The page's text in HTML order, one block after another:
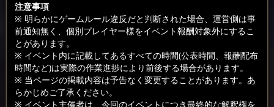
注意事項
※ 明らかにゲームルール違反だと判断された場合、運営側は事
前通知無く、個別プレイヤー様をイベント報酬対象外にするこ
とがあります。
※ イベント内に記載してあるすべての時間(公表時間、報酬配布
時間など)は実際の作業進捗により前後する場合があります。
※ 当ページの掲載内容は予告なく変更することがあります。あ
らかじめご了承ください。
※ イベント主催者は、今回のイベントにつき最終的な解釈権を